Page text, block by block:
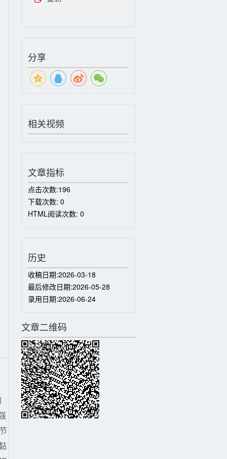
分享
相关视频
文章指标
点击次数:196
下载次数: 0
HTML阅读次数: 0
历史
收稿日期:2026-03-18
最后修改日期:2026-05-28
录用日期:2026-06-24
文章二维码